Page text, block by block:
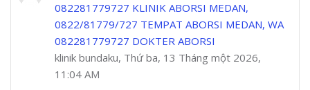
082281779727 KLINIK ABORSI MEDAN,
0822/81779/727 TEMPAT ABORSI MEDAN, WA
082281779727 DOKTER ABORSI
klinik bundaku, Thứ ba, 13 Tháng một 2026,
11:04 AM